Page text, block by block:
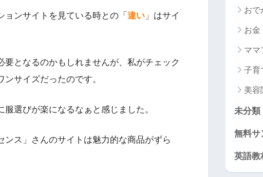
ンサイトを見ている時との「 違い 」はサイ
となるのかもしれませんが、私がチェック
サイズだったのです。
選びが楽になるなぁと感じました。
ス」さんのサイトは魅力的な商品がずら
おで
お金
ママ
子育
美容
未分類
無料サ
英語教